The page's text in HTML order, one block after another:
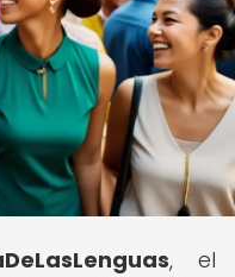
, el